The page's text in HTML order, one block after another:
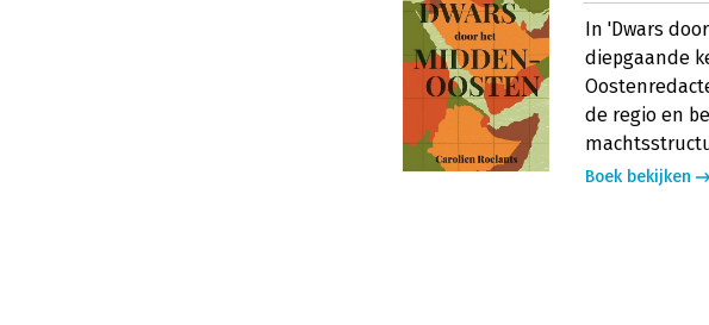
In 'Dwars
diepgaande
de regio en
Boek bekijken